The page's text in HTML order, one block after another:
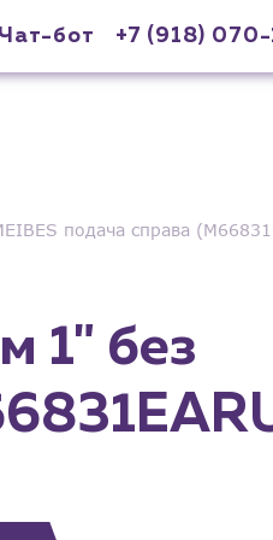
Чат-бот +7 (918)
подача справа
1" без